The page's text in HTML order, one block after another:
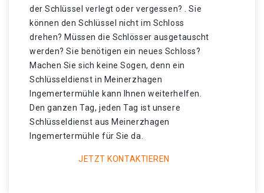
der Schlüssel verlegt oder vergessen? . Sie
können den Schlüssel nicht im Schloss
drehen? Müssen die Schlösser ausgetauscht
werden? Sie benötigen ein neues Schloss?
Machen Sie sich keine Sogen, denn ein
Schlüsseldienst in Meinerzhagen
Ingemertermühle kann Ihnen weiterhelfen.
Den ganzen Tag, jeden Tag ist unsere
Schlüsseldienst aus Meinerzhagen
Ingemertermühle für Sie da.
JETZT KONTAKTIEREN